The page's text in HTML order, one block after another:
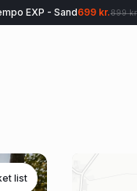
EXP - Sand699 kr.899
list